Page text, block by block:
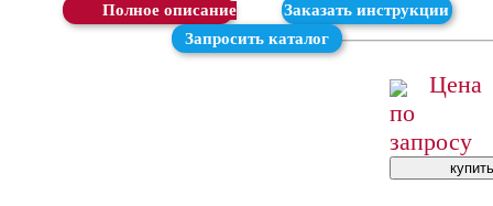
Скачать
Заказать инструкции
Запросить каталог
Цена
по
запросу